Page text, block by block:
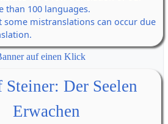
than 100 languages.
some mistranslations can occur due
auf einen Klick
Der Seelen
Erwachen